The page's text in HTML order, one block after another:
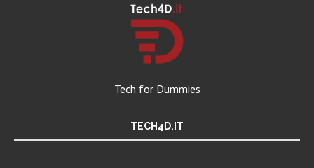
Tech for Dummies
TECH4D.IT